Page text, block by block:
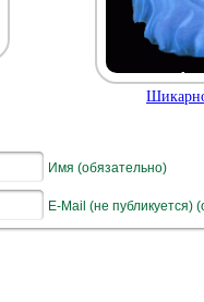
Имя (обязательно)
E-Mail (не публикуется)